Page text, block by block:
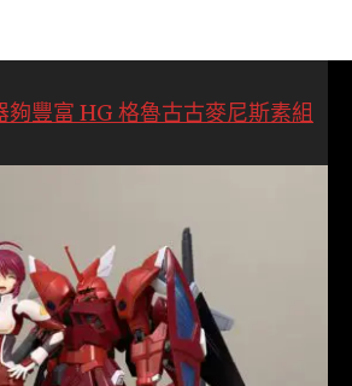
夠豐富 HG 格魯古古麥尼斯素組